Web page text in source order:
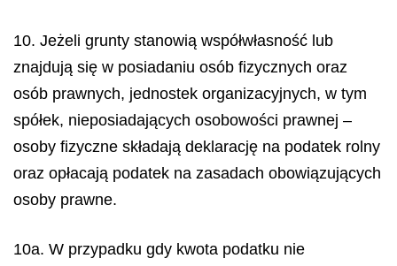
10. Jeżeli grunty stanowią współwłasność lub
znajdują się w posiadaniu osób fizycznych oraz
osób prawnych, jednostek organizacyjnych, w tym
spółek, nieposiadających osobowości prawnej –
osoby fizyczne składają deklarację na podatek rolny
oraz opłacają podatek na zasadach obowiązujących
osoby prawne.
10a. W przypadku gdy kwota podatku nie